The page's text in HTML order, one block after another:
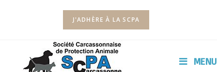
J'ADHÈRE À LA SCPA
MENU